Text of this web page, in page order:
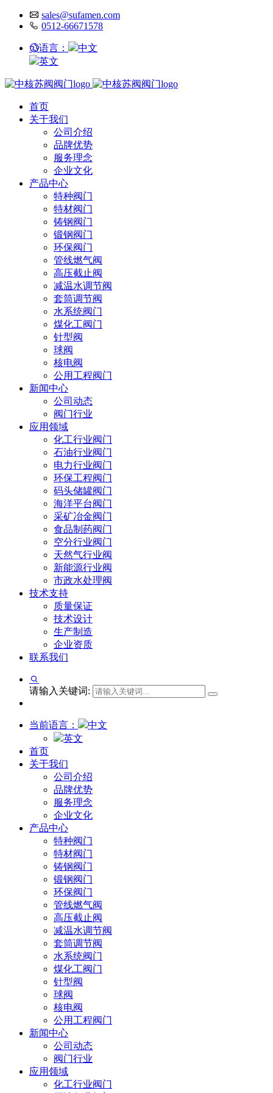
sales@sufamen.com
0512-66671578
语言：
中文
英文
首页
关于我们
公司介绍
品牌优势
服务理念
企业文化
产品中心
特种阀门
特材阀门
铸钢阀门
锻钢阀门
环保阀门
管线燃气阀
高压截止阀
减温水调节阀
套筒调节阀
水系统阀门
煤化工阀门
针型阀
球阀
核电阀
公用工程阀门
新闻中心
公司动态
阀门行业
应用领域
化工行业阀门
石油行业阀门
电力行业阀门
环保工程阀门
码头储罐阀门
海洋平台阀门
采矿冶金阀门
食品制药阀门
空分行业阀门
天然气行业阀
新能源行业阀
市政水处理阀
技术支持
质量保证
技术设计
生产制造
企业资质
联系我们
请输入关键词:
当前语言：
中文
英文
首页
关于我们
公司介绍
品牌优势
服务理念
企业文化
产品中心
特种阀门
特材阀门
铸钢阀门
锻钢阀门
环保阀门
管线燃气阀
高压截止阀
减温水调节阀
套筒调节阀
水系统阀门
煤化工阀门
针型阀
球阀
核电阀
公用工程阀门
新闻中心
公司动态
阀门行业
应用领域
化工行业阀门